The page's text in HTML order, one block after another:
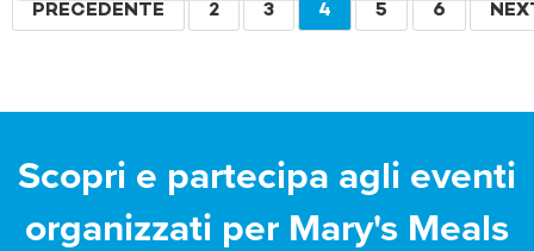
PAGINA
PRECEDENTE PAGINA
2 PAGINA
3
PAGINA
4 PAGINA
5 PAGINA
6
Scopri e partecipa agli eventi
organizzati per Mary's Meals